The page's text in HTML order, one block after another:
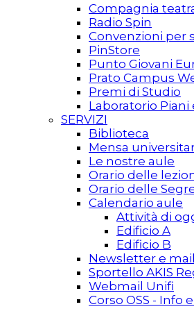
Compagnia
Radio Spin
Convenzioni per
PinStore
Punto Giovani
Prato Campus
Premi di Studio
Laboratorio Piani
SERVIZI
Biblioteca
Mensa
Le nostre aule
Orario delle
Orario delle
Calendario aule
Attività di
Edificio A
Edificio B
Newsletter e
Sportello AKIS
Webmail Unifi
Corso OSS - Info